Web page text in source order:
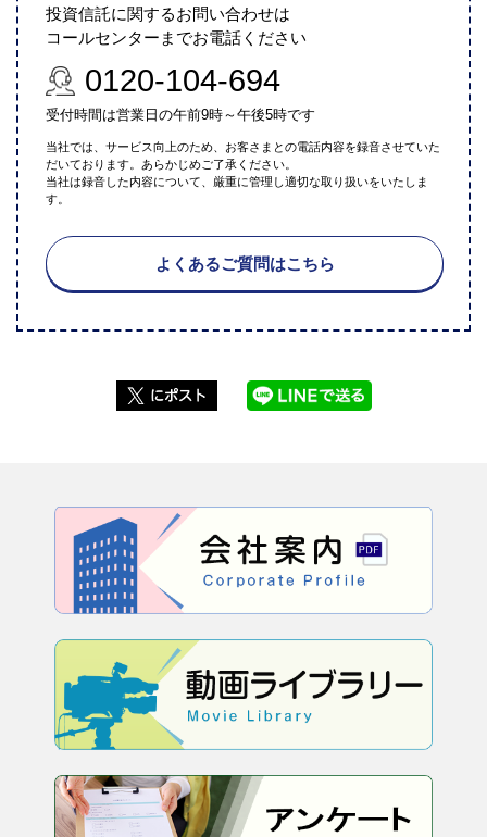
投資信託に関するお問い合わせは
コールセンターまでお電話ください
0120-104-694
受付時間は営業日の午前9時～午後5時です
当社では、サービス向上のため、お客さまとの電話内容を録音させていた
だいております。あらかじめご了承ください。
当社は録音した内容について、厳重に管理し適切な取り扱いをいたしま
す。
よくあるご質問はこちら